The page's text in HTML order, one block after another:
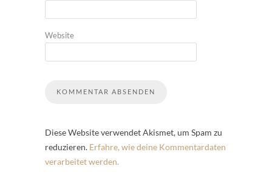
Website
Diese Website verwendet Akismet, um Spam zu
reduzieren. Erfahre, wie deine Kommentardaten
verarbeitet werden.